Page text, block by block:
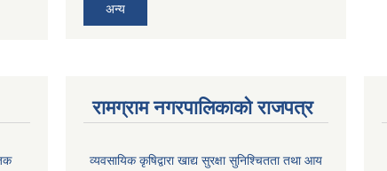
अन्य
रामग्राम नगरपालिकाको राजपत्र
व्यवसायिक कृषिद्वारा खाद्य सुरक्षा सुनिश्चितता तथा आय